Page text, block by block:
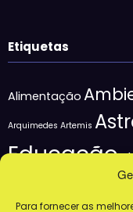
Para fornecer as
Etiquetas
Alimentação
Arquimedes Artemis
Educação